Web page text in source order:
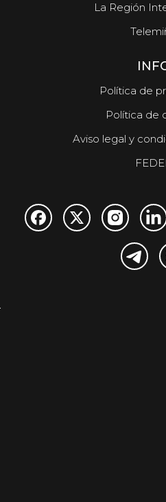
La Región
Política de
Política de
Aviso legal y